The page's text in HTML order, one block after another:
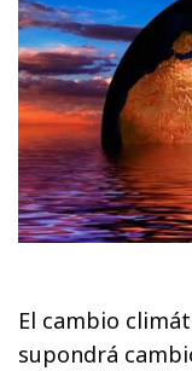
El cambio
supondrá